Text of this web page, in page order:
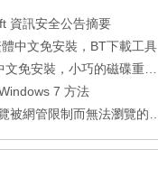
資訊安全公告摘要
中文免安裝，BT下載工具
安裝，小巧的磁碟重組工具
7 方法
網管限制而無法瀏覽的網站